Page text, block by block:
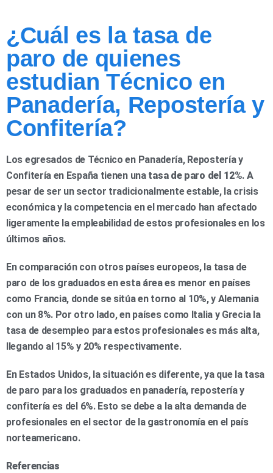
¿Cuál es la tasa de
paro de quienes
estudian Técnico en
Panadería, Repostería y
Confitería?
Los egresados de Técnico en Panadería, Repostería y
Confitería en España tienen una tasa de paro del 12%. A
pesar de ser un sector tradicionalmente estable, la crisis
económica y la competencia en el mercado han afectado
ligeramente la empleabilidad de estos profesionales en los
últimos años.
En comparación con otros países europeos, la tasa de
paro de los graduados en esta área es menor en países
como Francia, donde se sitúa en torno al 10%, y Alemania
con un 8%. Por otro lado, en países como Italia y Grecia la
tasa de desempleo para estos profesionales es más alta,
llegando al 15% y 20% respectivamente.
En Estados Unidos, la situación es diferente, ya que la tasa
de paro para los graduados en panadería, repostería y
confitería es del 6%. Esto se debe a la alta demanda de
profesionales en el sector de la gastronomía en el país
norteamericano.
Referencias